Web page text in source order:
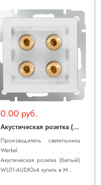
0.00 руб.
А
кустическая розетка (белый) WL01-AUDIOx4
Производитель светильника
Werkel. . . . . . . .
Акустическая розетка (белый)
WL01-AUDIOx4 купить в М..